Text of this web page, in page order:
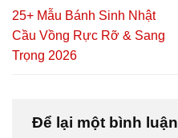
25+ Mẫu Bánh Sinh Nhật
Cầu Vồng Rực Rỡ & Sang
Trọng 2026
Để lại một bình luận